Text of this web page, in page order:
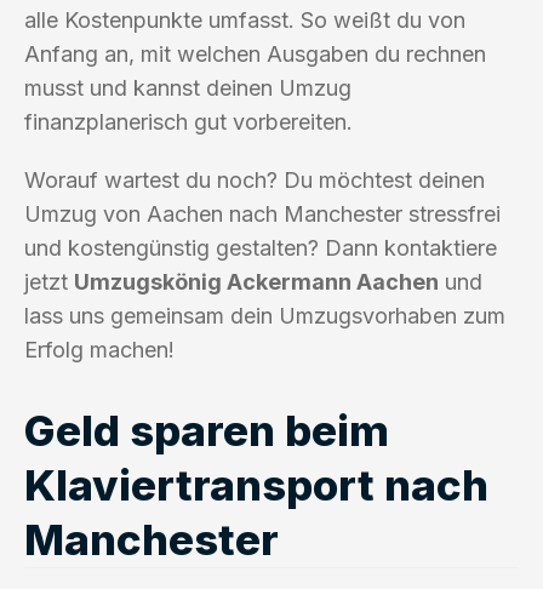
alle Kostenpunkte umfasst. So weißt du von
Anfang an, mit welchen Ausgaben du rechnen
musst und kannst deinen Umzug
finanzplanerisch gut vorbereiten.
Worauf wartest du noch? Du möchtest deinen
Umzug von Aachen nach Manchester stressfrei
und kostengünstig gestalten? Dann kontaktiere
jetzt Umzugskönig Ackermann Aachen und
lass uns gemeinsam dein Umzugsvorhaben zum
Erfolg machen!
Geld sparen beim
Klaviertransport nach
Manchester